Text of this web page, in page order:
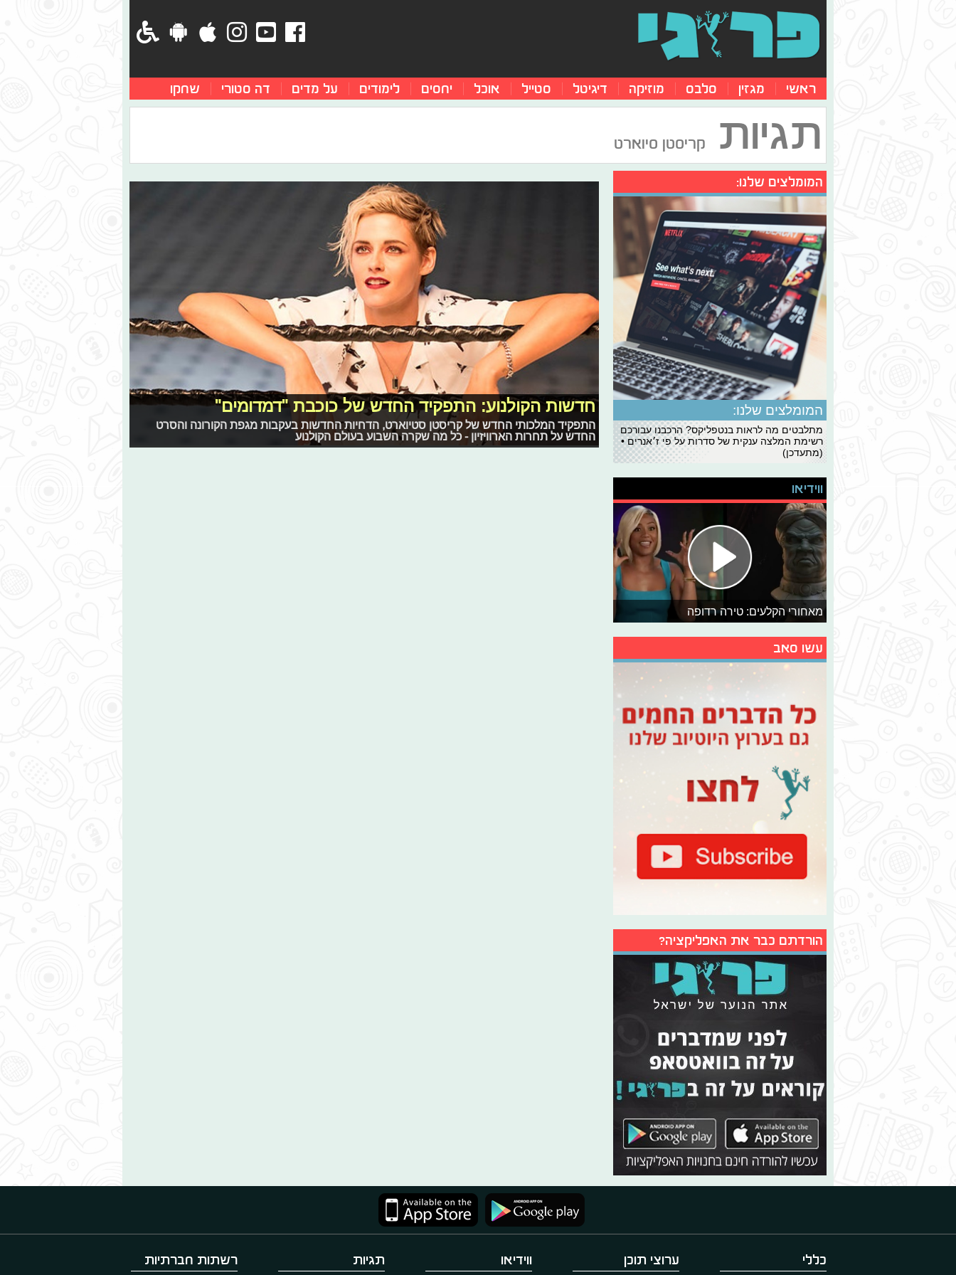
ראשי מגזין סלבס מוזיקה דיגיטל סטייל אוכל יחסים לימודים על מדים דה סטורי שחקו
תגיות קריסטן סיוארט
חדשות הקולנוע: התפקיד החדש של כוכבת "דמדומים"
התפקיד המלכותי החדש של קריסטן סטיוארט, הדחיות החדשות בעקבות מגפת הקורונה והסרט
החדש על תחרות הארוויזיון - כל מה שקרה השבוע בעולם הקולנוע
המומלצים שלנו:
המומלצים שלנו:
מתלבטים מה לראות בנטפליקס? הרכבנו עבורכם
רשימת המלצה ענקית של סדרות על פי ז׳אנרים •
(מתעדכן)
ווידיאו
מאחורי הקלעים: טירה רדופה
עשו סאב
הורדתם כבר את האפליקציה?
כללי ערוצי תוכן ווידיאו תגיות רשתות חברתיות